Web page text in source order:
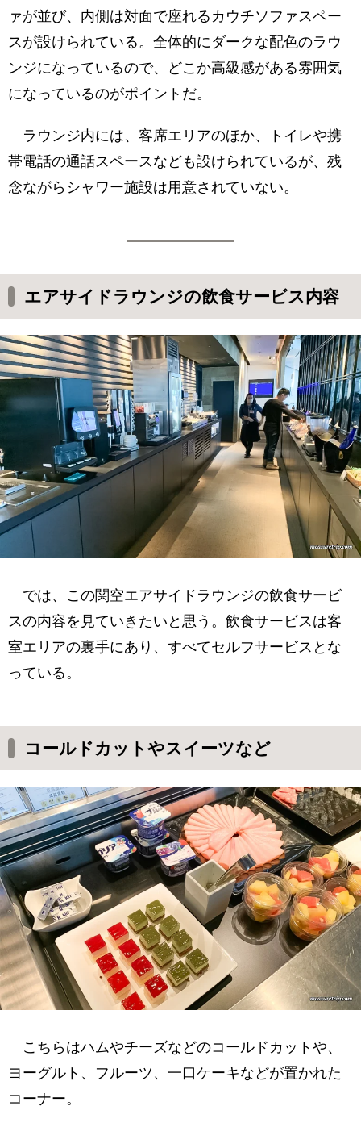
ァが並び、内側は対面で座れるカウチソファスペー
スが設けられている。全体的にダークな配色のラウ
ンジになっているので、どこか高級感がある雰囲気
になっているのがポイントだ。
ラウンジ内には、客席エリアのほか、トイレや携
帯電話の通話スペースなども設けられているが、残
念ながらシャワー施設は用意されていない。
エアサイドラウンジの飲食サービス内容
では、この関空エアサイドラウンジの飲食サービ
スの内容を見ていきたいと思う。飲食サービスは客
室エリアの裏手にあり、すべてセルフサービスとな
っている。
コールドカットやスイーツなど
こちらはハムやチーズなどのコールドカットや、
ヨーグルト、フルーツ、一口ケーキなどが置かれた
コーナー。